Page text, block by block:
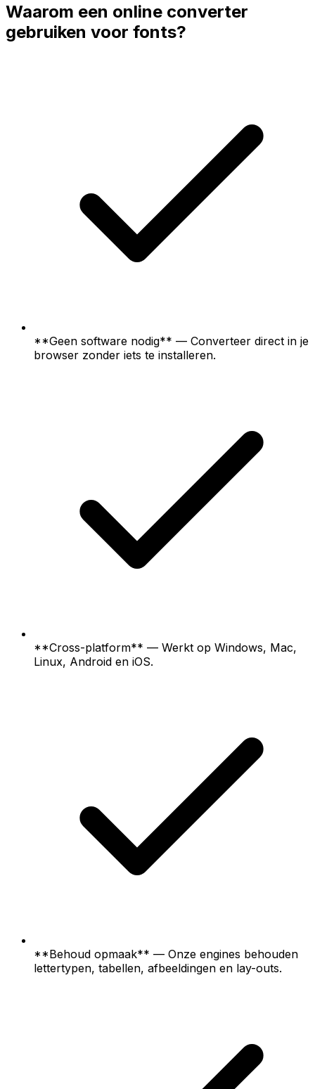
Waarom een online converter
gebruiken voor fonts?
**Geen software nodig** — Converteer direct in je
browser zonder iets te installeren.
**Cross-platform** — Werkt op Windows, Mac,
Linux, Android en iOS.
**Behoud opmaak** — Onze engines behouden
lettertypen, tabellen, afbeeldingen en lay-outs.